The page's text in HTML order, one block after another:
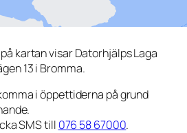
kartan visar Datorhjälps Laga
13 i Bromma.
i öppettiderna på grund
SMS till 076 58 67000.